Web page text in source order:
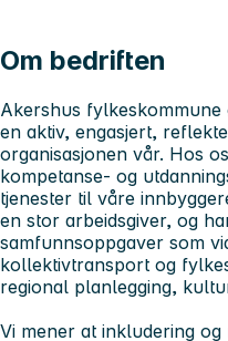
Om bedriften
Akershus
en aktiv, engasjert,
organisasjonen vår. Hos
kompetanse- og
tjenester til våre
en stor arbeidsgiver, og
samfunnsoppgaver som
kollektivtransport og
regional planlegging,
Vi mener at inkludering